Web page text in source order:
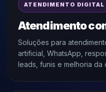
ATENDIMENTO DIGITAL
Atendimento
Soluções para
artificial, WhatsApp,
leads, funis e melhoria da